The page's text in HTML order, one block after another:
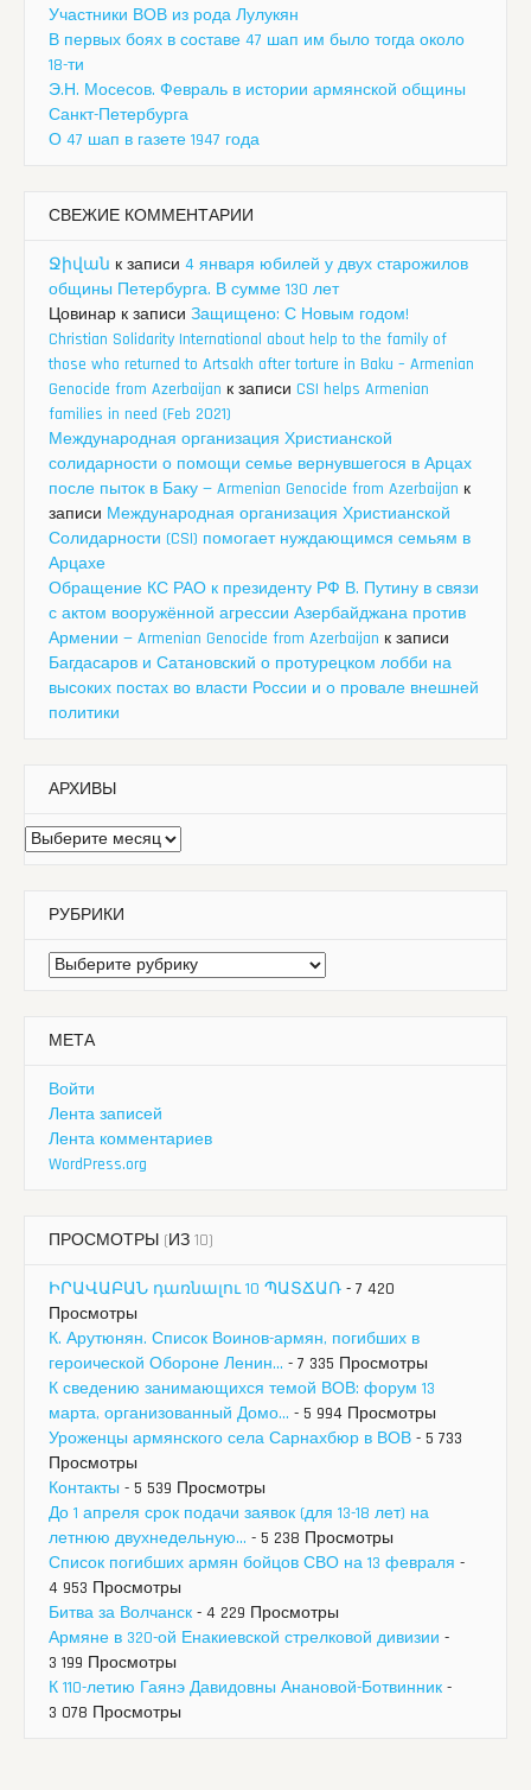
Участники ВОВ из рода Лулукян
В первых боях в составе 47 шап им было тогда около
18-ти
Э.Н. Мосесов. Февраль в истории армянской общины
Санкт-Петербурга
О 47 шап в газете 1947 года
СВЕЖИЕ КОММЕНТАРИИ
Ջիվան к записи 4 января юбилей у двух старожилов
общины Петербурга. В сумме 130 лет
Цовинар к записи Защищено: С Новым годом!
Christian Solidarity International about help to the family of
those who returned to Artsakh after torture in Baku – Armenian
Genocide from Azerbaijan к записи CSI helps Armenian
families in need (Feb 2021)
Международная организация Христианской
солидарности о помощи семье вернувшегося в Арцах
после пыток в Баку — Armenian Genocide from Azerbaijan к
записи Международная организация Христианской
Солидарности (CSI) помогает нуждающимся семьям в
Арцахе
Обращение КС РАО к президенту РФ В. Путину в связи
с актом вооружённой агрессии Азербайджана против
Армении — Armenian Genocide from Azerbaijan к записи
Багдасаров и Сатановский о протурецком лобби на
высоких постах во власти России и о провале внешней
политики
АРХИВЫ
Архивы
РУБРИКИ
Рубрики
МЕТА
Войти
Лента записей
Лента комментариев
WordPress.org
ПРОСМОТРЫ (ИЗ 10)
ԻՐԱՎԱԲԱՆ դառնալու 10 ՊԱՏՃԱՌ - 7 420
Просмотры
К. Арутюнян. Список Воинов-армян, погибших в
героической Обороне Ленин... - 7 335 Просмотры
К сведению занимающихся темой ВОВ: форум 13
марта, организованный Домо... - 5 994 Просмотры
Уроженцы армянского села Сарнахбюр в ВОВ - 5 733
Просмотры
Контакты - 5 539 Просмотры
До 1 апреля срок подачи заявок (для 13-18 лет) на
летнюю двухнедельную... - 5 238 Просмотры
Список погибших армян бойцов СВО на 13 февраля -
4 953 Просмотры
Битва за Волчанск - 4 229 Просмотры
Армяне в 320-ой Енакиевской стрелковой дивизии -
3 199 Просмотры
К 110-летию Гаянэ Давидовны Анановой-Ботвинник -
3 078 Просмотры